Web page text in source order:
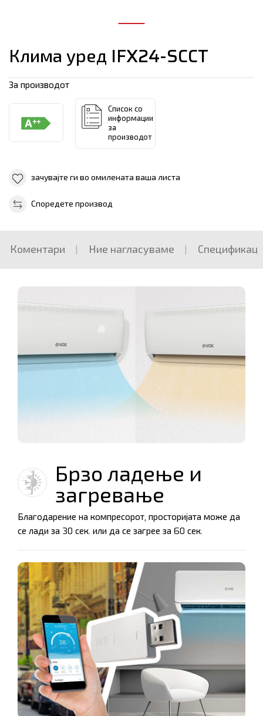
Клима уред IFX24-SCCT
За производот
Список со
информации
за
производот
зачувајте ги во омилената ваша листа
Споредете производ
Коментари Ние нагласуваме
Брзо ладење и
загревање
Благодарение на компресорот, просторијата може да
се лади за 30 сек. или да се загрее за 60 сек.